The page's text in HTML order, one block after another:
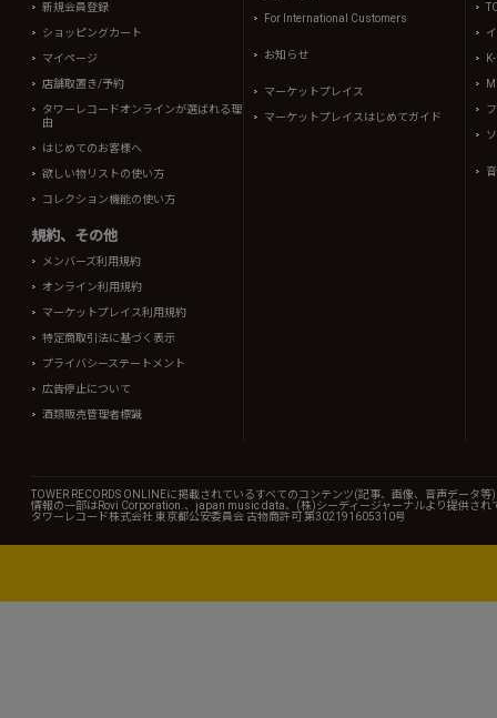
新規会員登録
ショッピングカート
マイページ
店舗取置き/予約
タワーレコードオンラインが選ばれる理
由
はじめてのお客様へ
欲しい物リストの使い方
コレクション機能の使い方
規約、その他
メンバーズ利用規約
オンライン利用規約
マーケットプレイス利用規約
特定商取引法に基づく表示
プライバシーステートメント
広告停止について
酒類販売管理者標識
For International Customers
お知らせ
マーケットプレイス
マーケットプレイスはじめてガイド
TOWER RECORDS ONLINEに掲載されているすべてのコンテンツ(記事、画像、音声データ
情報の一部はRovi Corporation.、japan music data、(株)シーディージャーナルより提供され
タワーレコード株式会社 東京都公安委員会 古物商許可 第302191605310号